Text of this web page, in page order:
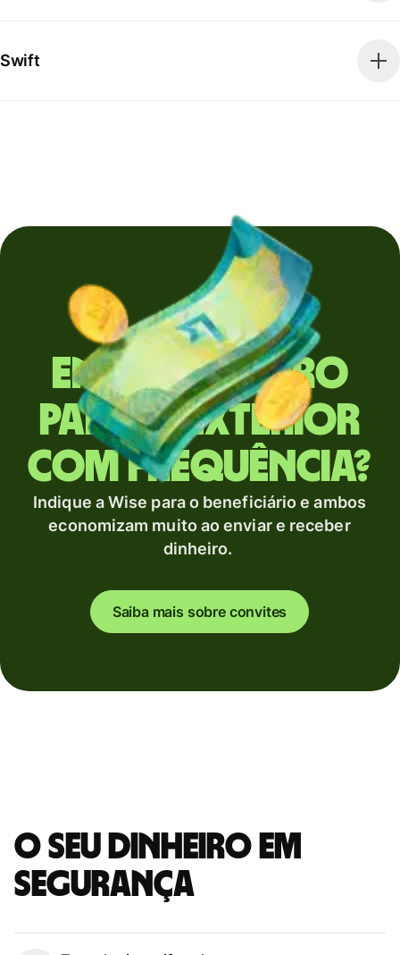
Swift
Envia dinheiro
para o exterior
com frequência?
Indique a Wise para o beneficiário e ambos
economizam muito ao enviar e receber
dinheiro.
Saiba mais sobre convites
O seu dinheiro em
segurança